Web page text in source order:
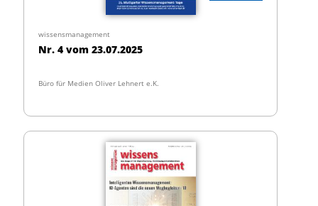
wissensmanagement
Nr. 4 vom 23.07.2025
Büro für Medien Oliver Lehnert e.K.